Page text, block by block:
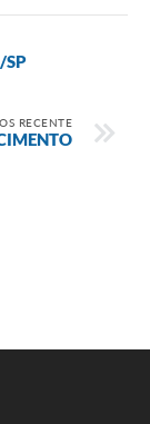
SP
RECENTE